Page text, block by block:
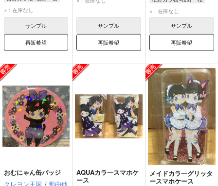
松野カラ松
×：在庫なし
サンプル
再販希望
サンプル
再販希望
松野カラ松
×：在庫なし
サンプル
再販希望
おむにゃん缶バッジ
クレヨン王国 / 那由他
AQUAカラ一スマホケ
ース
メイドカラ一グリッタ
ースマホケース